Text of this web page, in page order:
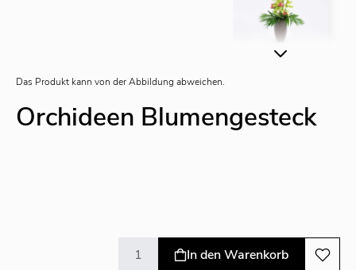
Das Produkt kann von der Abbildung abweichen.
Orchideen Blumengesteck
In den Warenkorb